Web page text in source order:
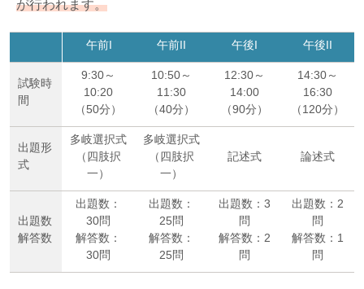
が行われます。
午前I 午前II 午後I 午後II
試験時
間
9:30～
10:20
（50分）
10:50～
11:30
（40分）
12:30～
14:00
（90分）
14:30～
16:30
（120分）
出題形
式
多岐選択式
（四肢択
一）
多岐選択式
（四肢択
一）
記述式 論述式
出題数
解答数
出題数：
30問
解答数：
30問
出題数：
25問
解答数：
25問
出題数：3
問
解答数：2
問
出題数：2
問
解答数：1
問